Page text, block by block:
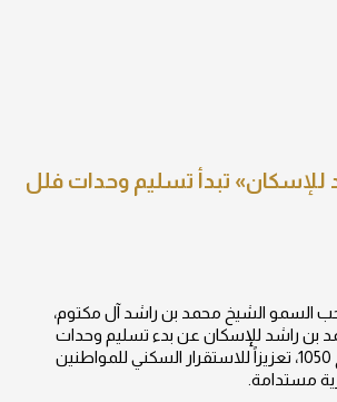
تبدأ تسليم وحدات فلل
السمو الشيخ محمد بن راشد آل مكتوم،
راشد للإسكان عن بدء تسليم وحدات
مشروع فلل الخوانيج 1050، تعزيزاً للاستقرار السكني للمواطنين
مستدامة.